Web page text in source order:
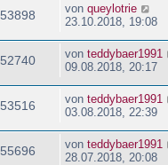
53898 von queylotrie
23.10.2018, 19:08
52740 von teddybaer1991
09.08.2018, 20:17
53516 von teddybaer1991
03.08.2018, 22:39
55696 von teddybaer1991
28.07.2018, 20:08